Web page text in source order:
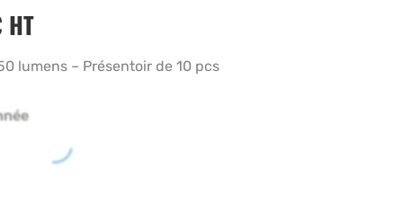
HT
lumens – Présentoir de 10 pcs